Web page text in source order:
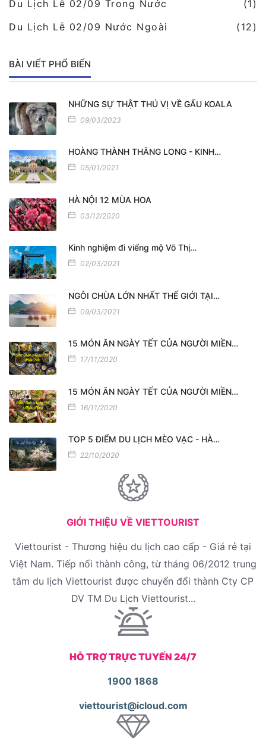
Du Lịch Lễ 02/09 Trong Nước
(1)
Du Lịch Lễ 02/09 Nước Ngoài
(12)
BÀI VIẾT PHỔ BIẾN
NHỮNG SỰ THẬT THÚ VỊ VỀ GẤU KOALA
09/03/2023
HOÀNG THÀNH THĂNG LONG - KINH…
05/01/2021
HÀ NỘI 12 MÙA HOA
03/12/2020
Kinh nghiệm đi viếng mộ Võ Thị…
02/03/2021
NGÔI CHÙA LỚN NHẤT THẾ GIỚI TẠI…
09/03/2021
15 MÓN ĂN NGÀY TẾT CỦA NGƯỜI MIỀN…
17/11/2020
15 MÓN ĂN NGÀY TẾT CỦA NGƯỜI MIỀN…
16/11/2020
TOP 5 ĐIỂM DU LỊCH MÈO VẠC - HÀ…
22/10/2020
GIỚI THIỆU VỀ VIETTOURIST
Viettourist - Thương hiệu du lịch cao cấp - Giá rẻ tại
Việt Nam. Tiếp nối thành công, từ tháng 06/2012 trung
tâm du lịch Viettourist được chuyển đổi thành Cty CP
DV TM Du Lịch Viettourist...
HỖ TRỢ TRỰC TUYẾN 24/7
1900 1868
viettourist@icloud.com